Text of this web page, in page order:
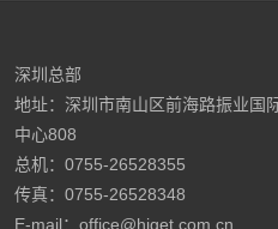
深圳总部
地址：深圳市南山区前海路振业国
中心808
总机：0755-26528355
传真：0755-26528348
E-mail：office@higet.com.cn